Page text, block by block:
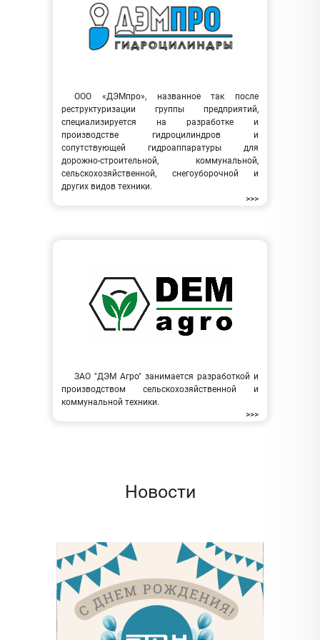
ООО «ДЭМпро», названное так после
реструктуризации группы предприятий,
специализируется на разработке и
производстве гидроцилиндров и
сопутствующей гидроаппаратуры для
дорожно-строительной, коммунальной,
сельскохозяйственной, снегоуборочной и
других видов техники.
>>>
ЗАО "ДЭМ Агро" занимается разработкой и
производством сельскохозяйственной и
коммунальной техники.
>>>
Новости